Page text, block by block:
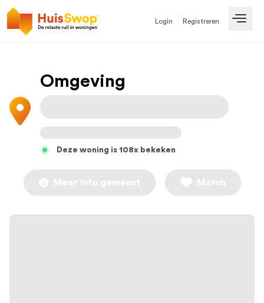
Login Registreren
Omgeving
Deze woning is 108x bekeken
Meer info gewenst Match